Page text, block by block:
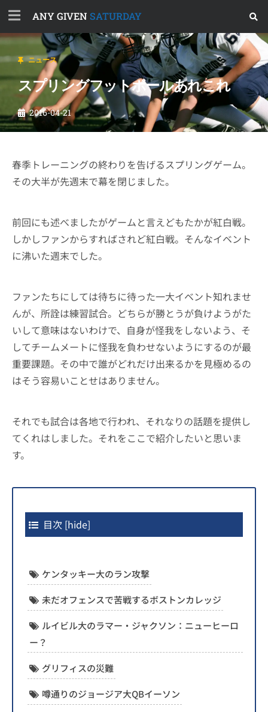
ANY GIVEN SATURDAY
ニュース
スプリングフットボールあれこれ
2016-04-21
春季トレーニングの終わりを告げるスプリングゲーム。
その大半が先週末で幕を閉じました。
前回にも述べましたがゲームと言えどもたかが紅白戦。
しかしファンからすればされど紅白戦。そんなイベント
に沸いた週末でした。
ファンたちにしては待ちに待った一大イベント知れませ
んが、所詮は練習試合。どちらが勝とうが負けようがた
いして意味はないわけで、自身が怪我をしないよう、そ
してチームメートに怪我を負わせないようにするのが最
重要課題。その中で誰がどれだけ出来るかを見極めるの
はそう容易いことせはありません。
それでも試合は各地で行われ、それなりの話題を提供し
てくれはしました。それをここで紹介したいと思いま
す。
目次 [hide]
ケンタッキー大のラン攻撃
未だオフェンスで苦戦するボストンカレッジ
ルイビル大のラマー・ジャクソン：ニューヒーロ
ー？
グリフィスの災難
噂通りのジョージア大QBイーソン